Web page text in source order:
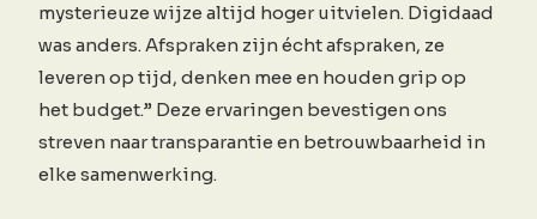
mysterieuze wijze altijd hoger uitvielen. Digidaad
was anders. Afspraken zijn écht afspraken, ze
leveren op tijd, denken mee en houden grip op
het budget.” Deze ervaringen bevestigen ons
streven naar transparantie en betrouwbaarheid in
elke samenwerking.